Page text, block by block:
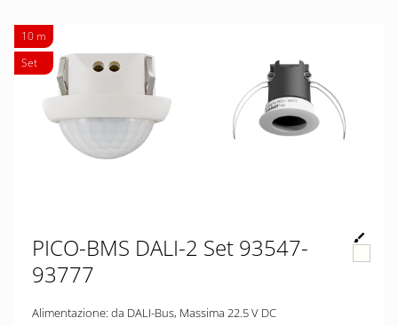
10 m
Set
PICO-BMS DALI-2 Set 93547-
93777
Alimentazione: da DALI-Bus, Massima 22.5 V DC